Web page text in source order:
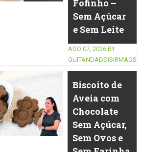
Fofinho –
Sem Açúcar
e Sem Leite
AGO 07, 2026 BY
QUITANDADOISIRMAOS
Biscoito de
Aveia com
Chocolate
Sem Açúcar,
Sem Ovos e